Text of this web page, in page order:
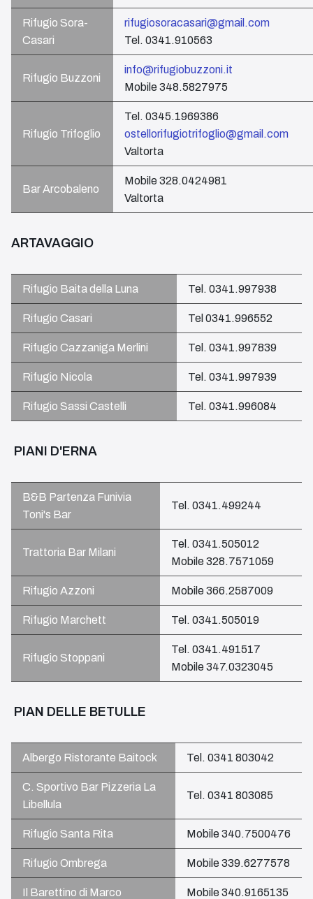
Rifugio Sora-
Casari
rifugiosoracasari@gmail.com
Tel. 0341.910563
Rifugio Buzzoni
info@rifugiobuzzoni.it
Mobile 348.5827975
Rifugio Trifoglio
Tel. 0345.1969386
ostellorifugiotrifoglio@gmail.com
Valtorta
Bar Arcobaleno
Mobile 328.0424981
Valtorta
ARTAVAGGIO
Rifugio Baita della Luna Tel. 0341.997938
Rifugio Casari Tel 0341.996552
Rifugio Cazzaniga Merlini Tel. 0341.997839
Rifugio Nicola Tel. 0341.997939
Rifugio Sassi Castelli Tel. 0341.996084
PIANI D'ERNA
B&B Partenza Funivia
Toni's Bar
Tel. 0341.499244
Trattoria Bar Milani
Tel. 0341.505012
Mobile 328.7571059
Rifugio Azzoni Mobile 366.2587009
Rifugio Marchett Tel. 0341.505019
Rifugio Stoppani
Tel. 0341.491517
Mobile 347.0323045
PIAN DELLE BETULLE
Albergo Ristorante Baitock Tel. 0341 803042
C. Sportivo Bar Pizzeria La
Libellula
Tel. 0341 803085
Rifugio Santa Rita Mobile 340.7500476
Rifugio Ombrega Mobile 339.6277578
Il Barettino di Marco Mobile 340.9165135